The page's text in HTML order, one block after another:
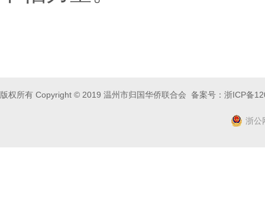
版权所有 Copyright © 2019 温州市归国华侨联合会 备案号： 浙ICP备
浙公